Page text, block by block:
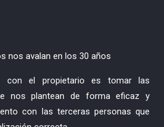
nos avalan en los 30 años
con el propietario es tomar las
nos plantean de forma eficaz y
con las terceras personas que